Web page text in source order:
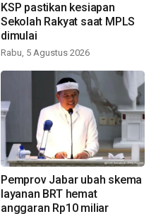
KSP pastikan kesiapan
Sekolah Rakyat saat MPLS
dimulai
Rabu, 5 Agustus 2026
Pemprov Jabar ubah skema
layanan BRT hemat
anggaran Rp10 miliar